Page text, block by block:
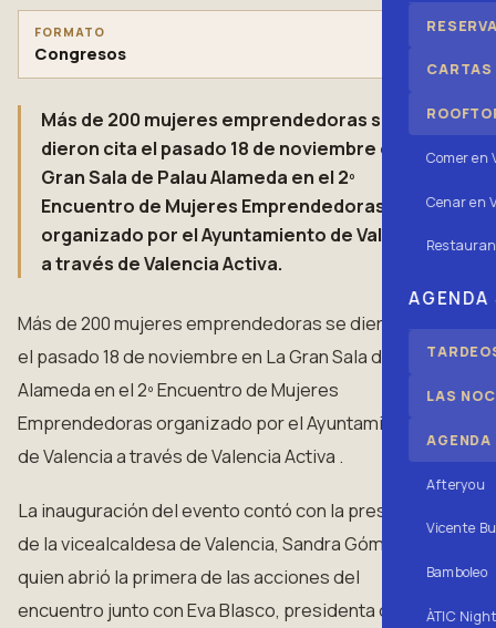
CARTAS
Comer en
Cenar en
AGENDA
LAS
Afteryou
Vicente
Bamboleo
ÀTIC
FORMATO
Congresos
Más de 200 mujeres emprendedoras se
dieron cita el pasado 18 de noviembre en La
Gran Sala de Palau Alameda en el 2º
Encuentro de Mujeres Emprendedoras
organizado por el Ayuntamiento de Valencia
a través de Valencia Activa.
Más de 200 mujeres emprendedoras se dieron cita
el pasado 18 de noviembre en La Gran Sala de Palau
Alameda en el 2º Encuentro de Mujeres
Emprendedoras organizado por el Ayuntamiento
de Valencia a través de Valencia Activa .
La inauguración del evento contó con la presencia
de la vicealcaldesa de Valencia, Sandra Gómez ,
quien abrió la primera de las acciones del
encuentro junto con Eva Blasco, presidenta de la